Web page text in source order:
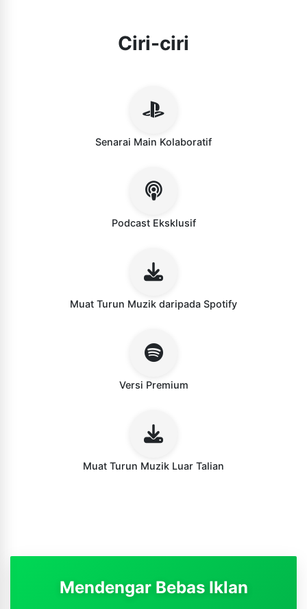
Ciri-ciri
Senarai Main Kolaboratif
Podcast Eksklusif
Muat Turun Muzik daripada Spotify
Versi Premium
Muat Turun Muzik Luar Talian
Mendengar Bebas Iklan